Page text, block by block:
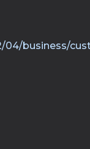
04/business/